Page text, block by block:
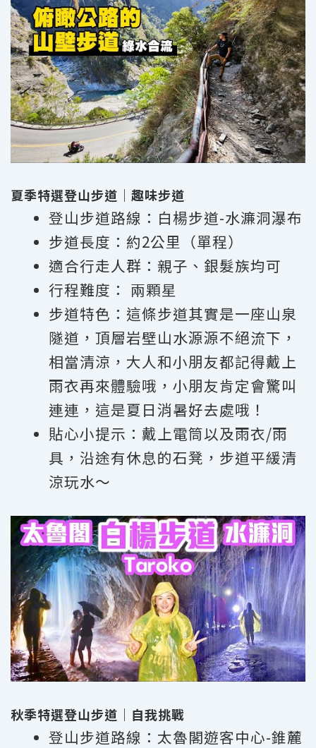
夏季特選登山步道｜趣味步道
登山步道路線：白楊步道-水濂洞瀑布
步道長度：約2公里（單程）
適合行走人群：親子、銀髮族均可
行程難度： 兩顆星
步道特色：這條步道其實是一座山泉
隧道，頂層岩壁山水源源不絕流下，
相當清涼，大人和小朋友都記得戴上
雨衣再來體驗哦，小朋友肯定會驚叫
連連，這是夏日消暑好去處哦！
貼心小提示：戴上電筒以及雨衣/雨
具，沿途有休息的石凳，步道平緩清
涼玩水～
秋季特選登山步道｜ 自我挑戰
登山步道路線：太魯閣遊客中心-錐麓